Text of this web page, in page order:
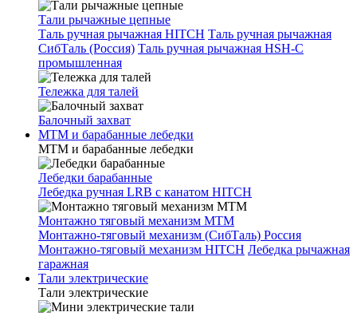
Тали рычажные цепные
Таль ручная рычажная HITCH Таль ручная рычажная
СибТаль (Россия) Таль ручная рычажная HSH-C
промышленная
Тележка для талей
Балочный захват
МТМ и барабанные лебедки
МТМ и барабанные лебедки
Лебедки барабанные
Лебедка ручная LRB с канатом HITCH
Монтажно тяговый механизм МТМ
Монтажно-тяговый механизм (СибТаль) Россия
Монтажно-тяговый механизм HITCH Лебедка рычажная
гаражная
Тали электрические
Тали электрические